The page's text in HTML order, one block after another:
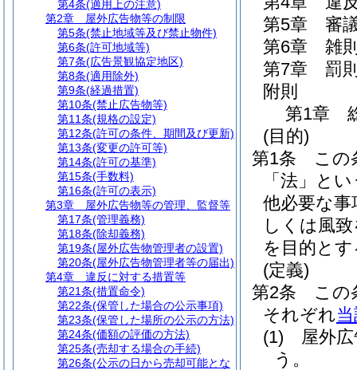
第5章
審
第6章
雑
第7章
罰
附則
第1章
(目的)
第1条
この
「法」と
他必要な
しくは風
を目的と
(定義)
第2条
この
それぞれ
(1)
屋外
う。
第4条(適用上の注意)
第2章
屋外広告物等の制限
第5条(禁止地域等及び禁止物件)
第6条(許可地域等)
第7条(広告景観協定地区)
第8条(適用除外)
第9条(経過措置)
第10条(禁止広告物等)
第11条(規格の設定)
第12条(許可の条件、期間及び更新)
第13条(変更の許可等)
第14条(許可の基準)
第15条(手数料)
第16条(許可の表示)
第3章
屋外広告物等の管理、監督等
第17条(管理義務)
第18条(除却義務)
第19条(屋外広告物管理者の設置)
第20条(屋外広告物管理者等の届出)
第4章
違反に対する措置等
第21条(措置命令)
第22条(保管した場合の公示事項)
第23条(保管した場所の公示の方法)
第24条(価額の評価の方法)
第25条(売却する場合の手続)
第26条(公示の日から売却可能とな